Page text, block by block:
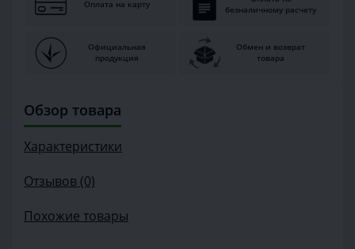
Оплата на карту
безналичному расчету
Официальная
продукция
Обмен и возврат
товара
Обзор товара
Характеристики
Отзывов (0)
Похожие товары